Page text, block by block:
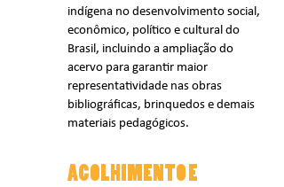
indígena no desenvolvimento social,
econômico, político e cultural do
Brasil, incluindo a ampliação do
acervo para garantir maior
representatividade nas obras
bibliográficas, brinquedos e demais
materiais pedagógicos.
ACOLHIMENTO E